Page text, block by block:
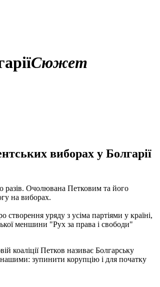
Сюжет
виборах у Болгарії
разів. Очолювана Петковим та його
на виборах.
уряду з усіма партіями у країні,
меншини "Рух за права і свободи"
коаліції Петков називає Болгарську
зупинити корупцію і для початку